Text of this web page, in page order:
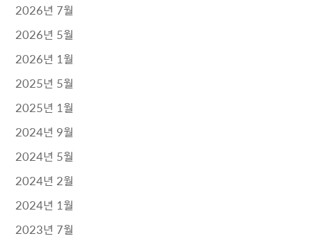
2026년 7월
2026년 5월
2026년 1월
2025년 5월
2025년 1월
2024년 9월
2024년 5월
2024년 2월
2024년 1월
2023년 7월